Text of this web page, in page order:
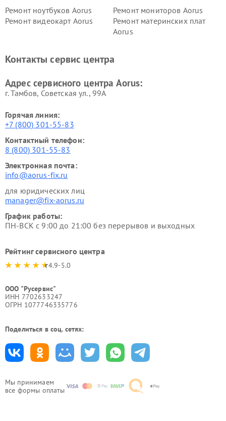
Мы принимаем
все формы оплаты
Ремонт ноутбуков Aorus
Ремонт мониторов Aorus
Ремонт видеокарт Aorus
Ремонт материнских плат
Aorus
Контакты сервис центра
Адрес сервисного центра Aorus:
г. Тамбов, Советская ул., 99А
Горячая линия:
+7 (800) 301-55-83
Контактный телефон:
8 (800) 301-55-83
Электронная почта:
info@aorus-fix.ru
для юридических лиц
manager@fix-aorus.ru
График работы:
ПН-ВСК с 9:00 до 21:00 без перерывов и выходных
Рейтинг сервисного центра
4.9-5.0
ООО "Русервис"
ИНН 7702633247
ОГРН 1077746335776
Поделиться в соц. сетях: